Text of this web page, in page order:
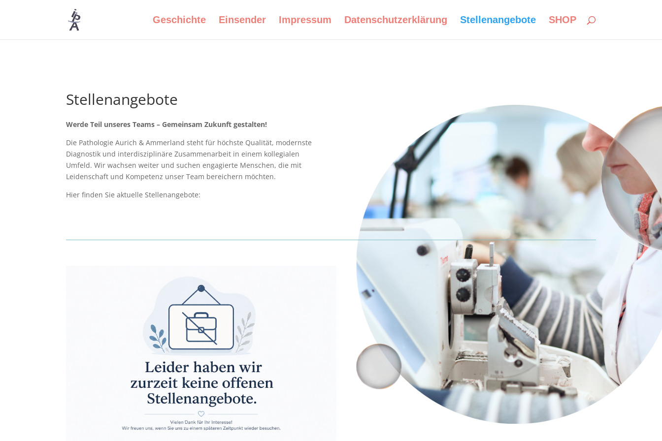
Geschichte Einsender Impressum Datenschutzerklärung Stellenangebote SHOP
Stellenangebote
Werde Teil unseres Teams – Gemeinsam Zukunft gestalten!
Die Pathologie Aurich & Ammerland steht für höchste Qualität, modernste
Diagnostik und interdisziplinäre Zusammenarbeit in einem kollegialen
Umfeld. Wir wachsen weiter und suchen engagierte Menschen, die mit
Leidenschaft und Kompetenz unser Team bereichern möchten.
Hier finden Sie aktuelle Stellenangebote: